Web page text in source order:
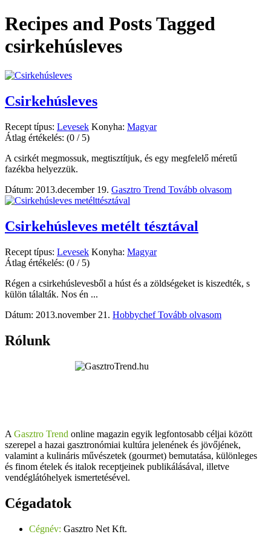
Recipes and Posts Tagged
csirkehúsleves
Csirkehúsleves
Recept típus: Levesek Konyha: Magyar
Átlag értékelés: (0 / 5)
A csirkét megmossuk, megtisztítjuk, és egy megfelelő méretű
fazékba helyezzük.
Dátum: 2013.december 19. Gasztro Trend Tovább olvasom
Csirkehúsleves metélt tésztával
Recept típus: Levesek Konyha: Magyar
Átlag értékelés: (0 / 5)
Régen a csirkehúslevesből a húst és a zöldségeket is kiszedték, s
külön tálalták. Nos én ...
Dátum: 2013.november 21. HobbychefTovább olvasom
Rólunk
A Gasztro Trend online magazin egyik legfontosabb céljai között
szerepel a hazai gasztronómiai kultúra jelenének és jövőjének,
valamint a kulináris művészetek (gourmet) bemutatása, különleges
és finom ételek és italok receptjeinek publikálásával, illetve
vendéglátóhelyek ismertetésével.
Cégadatok
Cégnév: Gasztro Net Kft.